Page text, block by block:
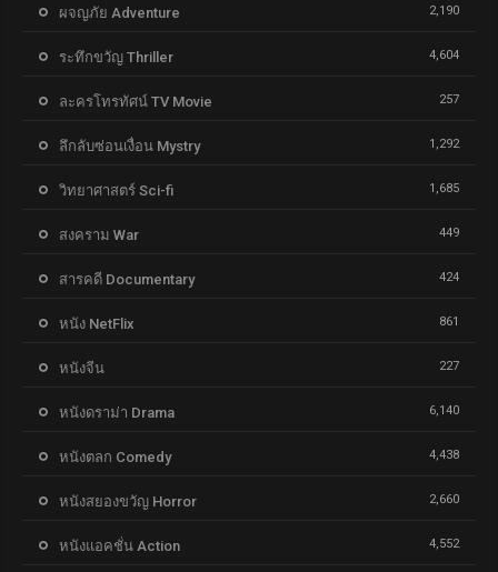
ผจญภัย Adventure 2,190
ระทึกขวัญ Thriller 4,604
ละครโทรทัศน์ TV Movie 257
ลึกลับซ่อนเงื่อน Mystry 1,292
วิทยาศาสตร์ Sci-fi 1,685
สงคราม War 449
สารคดี Documentary 424
หนัง NetFlix 861
หนังจีน 227
หนังดราม่า Drama 6,140
หนังตลก Comedy 4,438
หนังสยองขวัญ Horror 2,660
หนังแอคชั่น Action 4,552